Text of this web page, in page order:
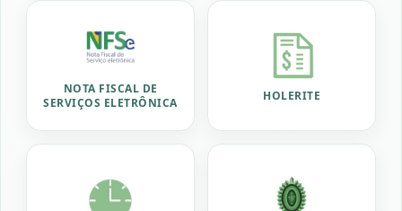
NOTA FISCAL DE
SERVIÇOS ELETRÔNICA
HOLERITE